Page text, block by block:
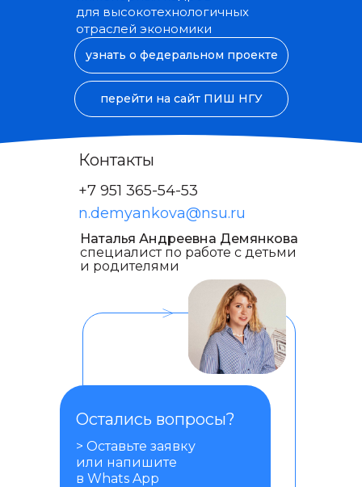
для высокотехнологичных
отраслей экономики
узнать о федеральном проекте
перейти на сайт ПИШ НГУ
Контакты
+7 951 365-54-53
n.demyankova@nsu.ru
<
Наталья Андреевна Демянкова
специалист по работе с детьми
и родителями
Остались вопросы?
> Оставьте заявку
или напишите
в Whats App